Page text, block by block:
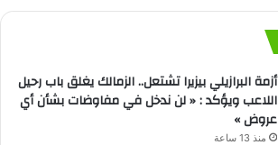
أزمة البرازيلي بيزيرا تشتعل.. الزمالك يغلق باب رحيل
اللاعب ويؤكد : « لن ندخل في مفاوضات بشأن أي
عروض »
منذ 13 ساعة